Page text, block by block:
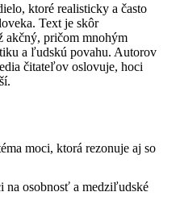
ktoré realisticky a často
Text je skôr
akčný, pričom mnohým
a ľudskú povahu. Autorov
čitateľov oslovuje, hoci
moci, ktorá rezonuje aj so
na osobnosť a medziľudské